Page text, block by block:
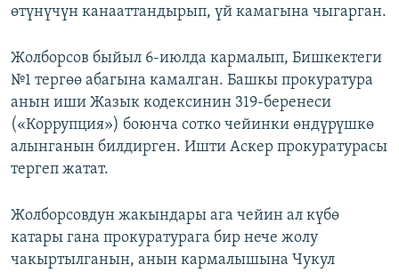
өтүнүчүн канааттандырып, үй камагына чыгарган.
Жолборсов быйыл 6-июлда кармалып, Бишкектеги
№1 тергөө абагына камалган. Башкы прокуратура
анын иши Жазык кодексинин 319-беренеси
(«Коррупция») боюнча сотко чейинки өндүрүшкө
алынганын билдирген. Ишти Аскер прокуратурасы
тергеп жатат.
Жолборсовдун жакындары ага чейин ал күбө
катары гана прокуратурага бир нече жолу
чакыртылганын, анын кармалышына Чукул